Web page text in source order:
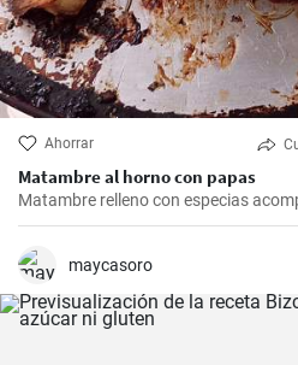
Ahorrar
Matambre al horno con papas
Matambre relleno con especias
maycasoro